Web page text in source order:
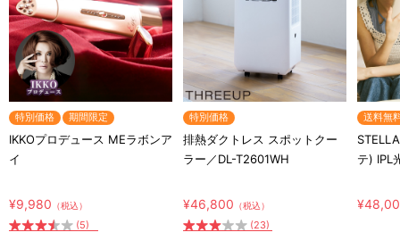
特別価格 期間限定
IKKOプロデュース MEラボンア
イ
¥9,980 （税込）
(5)
特別価格
排熱ダクトレス スポットクー
ラー／DL-T2601WH
¥46,800 （税込）
(23)
送料無
テ) IPL